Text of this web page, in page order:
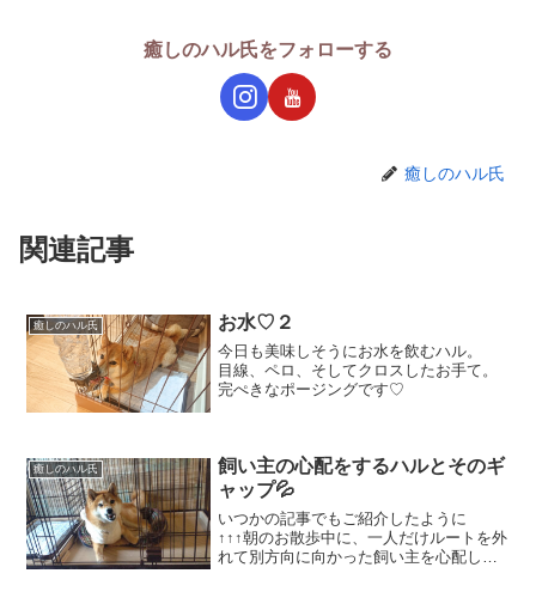
癒しのハル氏をフォローする
癒しのハル氏
関連記事
癒しのハル氏 お水♡２
今日も美味しそうにお水を飲むハル。
目線、ペロ、そしてクロスしたお手て。
完ぺきなポージングです♡
癒しのハル氏
飼い主の心配をするハルとそのギ
ャップ💦
いつかの記事でもご紹介したように
↑↑↑朝のお散歩中に、一人だけルートを外
れて別方向に向かった飼い主を心配して